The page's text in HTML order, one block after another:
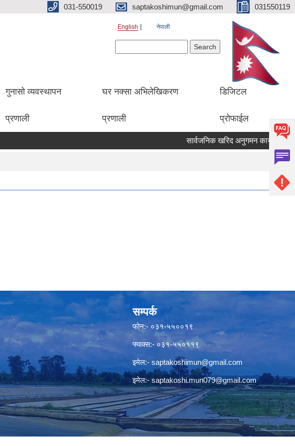
031-550019 saptakoshimun@gmail.com 031550119
English नेपाली
गुनासो व्यवस्थापन
प्रणाली
घर नक्सा अभिलेखिकरण
प्रणाली
डिजिटल
प्रोफाईल
सार्वजनिक खरिद अनुगमन कार्यालय
सम्पर्क
फोन:- ०३१-५५००१९
फ्याक्स:- ०३१-५५०११९
इमेल:- saptakoshimun@gmail.com
इमेल:- saptakoshi.mun079@gmail.com